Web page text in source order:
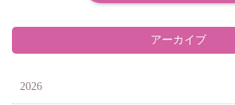
アーカイブ
2026